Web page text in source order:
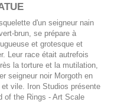
d'un seigneur nain
brun, se prépare à
et grotesque et
Leur race était autrefois
la torture et la mutilation,
seigneur noir Morgoth en
vile. Iron Studios présente
of the Rings - Art Scale